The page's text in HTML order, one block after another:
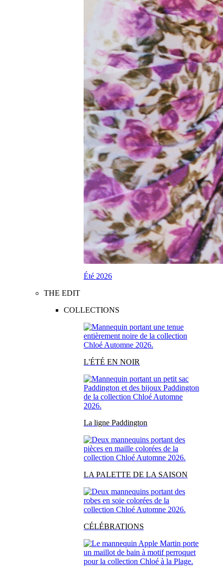
Été 2026
THE EDIT
COLLECTIONS
L'ÉTÉ EN NOIR
La ligne Paddington
LA PALETTE DE LA SAISON
CÉLÉBRATIONS